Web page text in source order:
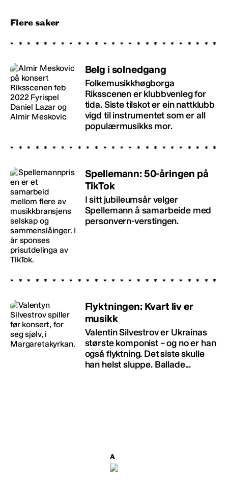
Flere saker
Belg i solnedgang
Folkemusikkhøgborga
Riksscenen er klubbvenleg for
tida. Siste tilskot er ein nattklubb
vigd til instrumentet som er all
populærmusikks mor.
Spellemann: 50-åringen på
TikTok
I sitt jubileumsår velger
Spellemann å samarbeide med
personvern-verstingen.
Flyktningen: Kvart liv er
musikk
Valentin Silvestrov er Ukrainas
største komponist – og no er han
også flyktning. Det siste skulle
han helst sluppe. Ballade...